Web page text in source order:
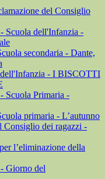
del Consiglio
dell'Infanzia -
secondaria - Dante,
- I BISCOTTI
Primaria -
primaria - L’autunno
dei ragazzi -
l’eliminazione della
Giorno del